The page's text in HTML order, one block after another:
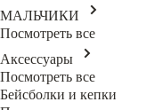
МАЛЬЧИКИ
Посмотреть все
Аксессуары
Посмотреть все
Бейсболки и кепки